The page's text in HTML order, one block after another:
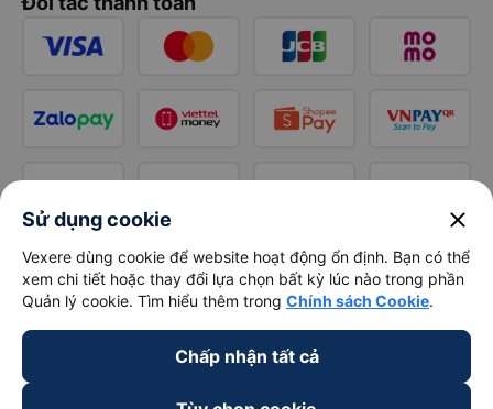
Sử dụng cookie close
Vexere dùng cookie để website hoạt động ổn định. Bạn có thể
xem chi tiết hoặc thay đổi lựa chọn bất kỳ lúc nào trong phần
Quản lý cookie. Tìm hiểu thêm trong Chính sách Cookie.
Chấp nhận tất cả